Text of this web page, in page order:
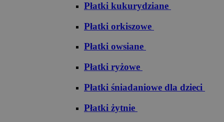
Płatki kukurydziane
Płatki orkiszowe
Płatki owsiane
Płatki ryżowe
Płatki śniadaniowe dla dzieci
Płatki żytnie